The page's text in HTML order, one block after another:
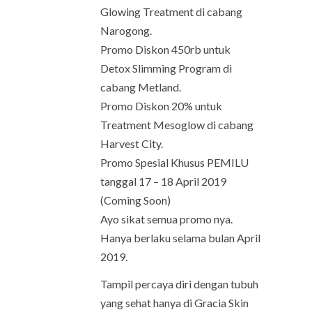
Glowing Treatment di cabang
Narogong.
Promo Diskon 450rb untuk
Detox Slimming Program di
cabang Metland.
Promo Diskon 20% untuk
Treatment Mesoglow di cabang
Harvest City.
Promo Spesial Khusus PEMILU
tanggal 17 – 18 April 2019
(Coming Soon)
Ayo sikat semua promo nya.
Hanya berlaku selama bulan April
2019.
Tampil percaya diri dengan tubuh
yang sehat hanya di Gracia Skin